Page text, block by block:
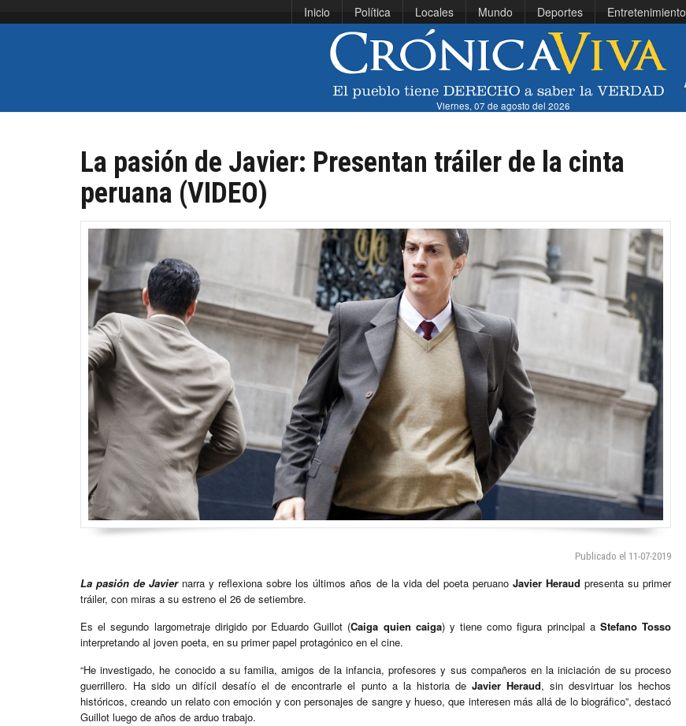
Inicio Política Locales Mundo Deportes Entretenimiento
Viernes, 07 de agosto del 2026
La pasión de Javier: Presentan tráiler de la cinta
peruana (VIDEO)
Publicado el 11-07-2019
La pasión de Javiernarra y reflexiona sobre los últimos años de la vida del poeta peruano Javier Heraud presenta su primer
tráiler, con miras a su estreno el 26 de setiembre.
Es el segundo largometraje dirigido por Eduardo Guillot (Caiga quien caiga) y tiene como figura principal a Stefano Tosso
interpretando al joven poeta, en su primer papel protagónico en el cine.
“He investigado, he conocido a su familia, amigos de la infancia, profesores y sus compañeros en la iniciación de su proceso
guerrillero. Ha sido un difícil desafío el de encontrarle el punto a la historia de Javier Heraud, sin desvirtuar los hechos
históricos, creando un relato con emoción y con personajes de sangre y hueso, que interesen más allá de lo biográfico”, destacó
Guillot luego de años de arduo trabajo.